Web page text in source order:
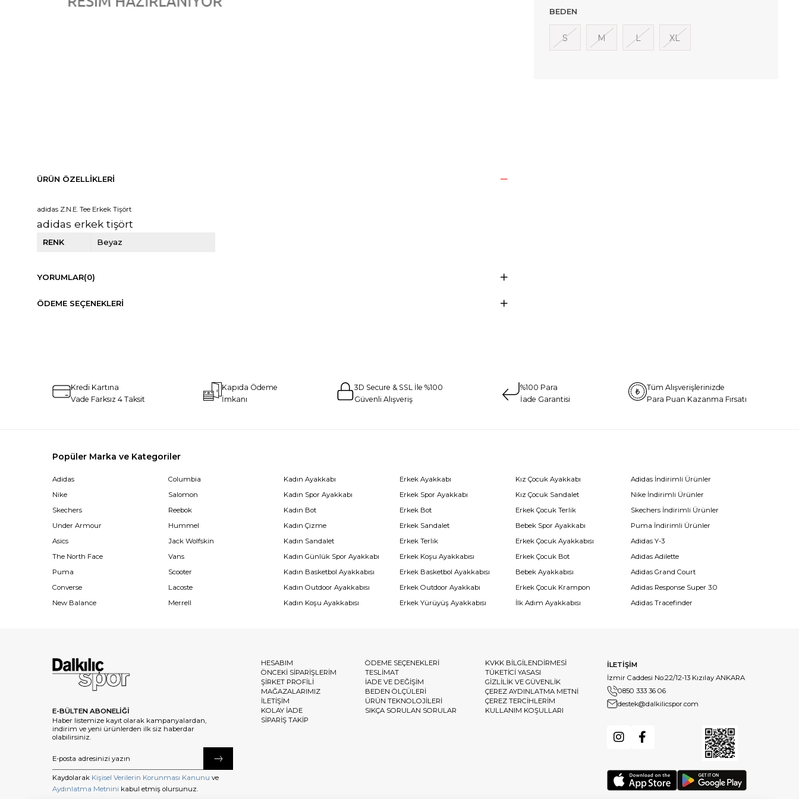
BEDEN
S M L XL
ÜRÜN ÖZELLIKLERI
adidas Z.N.E. Tee Erkek Tişört
adidas erkek tişört
RENK Beyaz
YORUMLAR(0)
ÖDEME SEÇENEKLERI
Kredi Kartına
Vade Farksız 4 Taksit
Kapıda Ödeme
İmkanı
3D Secure & SSL İle %100
Güvenli Alışveriş
%100 Para
İade Garantisi
Tüm Alışverişlerinizde
Para Puan Kazanma Fırsatı
Popüler Marka ve Kategoriler
Adidas
Nike
Skechers
Under Armour
Asics
The North Face
Puma
Converse
New Balance
Columbia
Salomon
Reebok
Hummel
Jack Wolfskin
Vans
Scooter
Lacoste
Merrell
Kadın Ayakkabı
Kadın Spor Ayakkabı
Kadın Bot
Kadın Çizme
Kadın Sandalet
Kadın Günlük Spor Ayakkabı
Kadın Basketbol Ayakkabısı
Kadın Outdoor Ayakkabısı
Kadın Koşu Ayakkabısı
Erkek Ayakkabı
Erkek Spor Ayakkabı
Erkek Bot
Erkek Sandalet
Erkek Terlik
Erkek Koşu Ayakkabısı
Erkek Basketbol Ayakkabısı
Erkek Outdoor Ayakkabı
Erkek Yürüyüş Ayakkabısı
Kız Çocuk Ayakkabı
Kız Çocuk Sandalet
Erkek Çocuk Terlik
Bebek Spor Ayakkabı
Erkek Çocuk Ayakkabısı
Erkek Çocuk Bot
Bebek Ayakkabısı
Erkek Çocuk Krampon
İlk Adım Ayakkabısı
Adidas İndirimli Ürünler
Nike İndirimli Ürünler
Skechers İndirimli Ürünler
Puma İndirimli Ürünler
Adidas Y-3
Adidas Adilette
Adidas Grand Court
Adidas Response Super 3.0
Adidas Tracefinder
E-BÜLTEN ABONELİĞİ
Haber listemize kayıt olarak kampanyalardan,
indirim ve yeni ürünlerden ilk siz haberdar
olabilirsiniz.
Kaydolarak Kişisel Verilerin Korunması Kanunu ve
Aydınlatma Metnini kabul etmiş olursunuz.
HESABIM
ÖNCEKİ SİPARİŞLERİM
ŞİRKET PROFİLİ
MAĞAZALARIMIZ
İLETİŞİM
KOLAY İADE
SİPARİŞ TAKİP
ÖDEME SEÇENEKLERİ
TESLİMAT
İADE VE DEĞİŞİM
BEDEN ÖLÇÜLERİ
ÜRÜN TEKNOLOJİLERİ
SIKÇA SORULAN SORULAR
KVKK BİLGİLENDİRMESİ
TÜKETİCİ YASASI
GİZLİLİK VE GÜVENLİK
ÇEREZ AYDINLATMA METNİ
ÇEREZ TERCİHLERİM
KULLANIM KOŞULLARI
İLETİŞİM
İzmir Caddesi No:22/12-13 Kızılay ANKARA
0850 333 36 06
destek@dalkilicspor.com